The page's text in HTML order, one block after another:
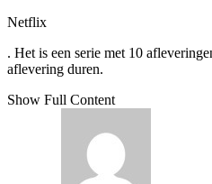
Netflix
. Het is een serie met 10
aflevering duren.
Show Full Content